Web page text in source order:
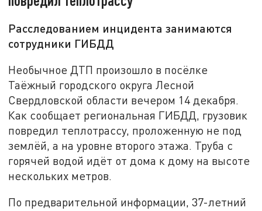
Расследованием инцидента занимаются
сотрудники ГИБДД
Необычное ДТП произошло в посёлке
Таёжный городского округа Лесной
Свердловской области вечером 14 декабря.
Как сообщает региональная ГИБДД, грузовик
повредил теплотрассу, проложенную не под
землёй, а на уровне второго этажа. Труба с
горячей водой идёт от дома к дому на высоте
нескольких метров.
По предварительной информации, 37-летний